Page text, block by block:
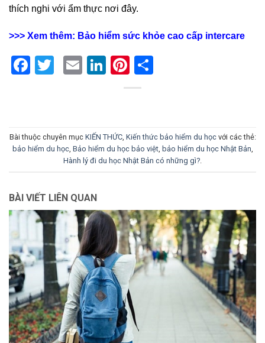
thích nghi với ẩm thực nơi đây.
>>> Xem thêm: Bảo hiểm sức khỏe cao cấp intercare
Facebook
Twitter
EmailLinkedIn
Pinterest
Bài thuộc chuyên mục KIẾN THỨC, Kiến thức bảo hiểm du họcvới các thẻ:
bảo hiểm du học, Bảo hiểm du học bảo việt, bảo hiểm du học Nhật Bản,
Hành lý đi du học Nhật Bản có những gì?.
BÀI VIẾT LIÊN QUAN